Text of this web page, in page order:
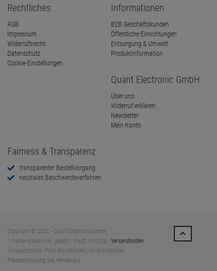
Rechtliches
AGB
Impressum
Widerrufsrecht
Datenschutz
Cookie-Einstellungen
Informationen
B2B Geschäftskunden
Öffentliche Einrichtungen
Entsorgung & Umwelt
Produktinformation
Quant Electronic GmbH
Über uns
Widerruf erklären
Newsletter
Mein Konto
Fairness & Transparenz
transparenter Bestellvorgang
neutrales Beschwerdeverfahren
Copyright © 2022 - Quant Electronic GmbH
* Preisangaben inkl. gesetzl. MwSt. und zzgl. Versandkosten
Ursprünglicher Preis des Händlers, Unverbindliche
Preisempfehlung des Herstellers